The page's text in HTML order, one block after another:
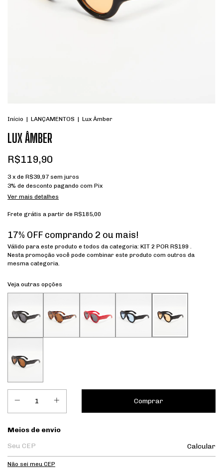
Início | LANÇAMENTOS | Lux Âmber
LUX ÂMBER
R$119,90
3 x de R$39,97 sem juros
3% de desconto pagando com Pix
Ver mais detalhes
Frete grátis a partir de R$185,00
17% OFF comprando 2 ou mais!
Válido para este produto e todos da categoria: KIT 2 POR R$199 .
Nesta promoção você pode combinar este produto com outros da
mesma categoria.
Veja outras opções
Entregas para o CEP:
Meios de envio
Calcular
Não sei meu CEP